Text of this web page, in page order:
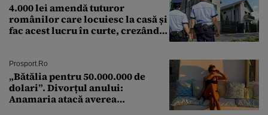
4.000 lei amendă tuturor
românilor care locuiesc la casă și
fac acest lucru în curte, crezând
Prosport.ro
„Bătălia pentru 50.000.000 de
dolari”. Divorțul anului:
Anamaria atacă averea